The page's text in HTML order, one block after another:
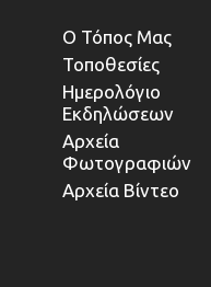
Ο Τόπος Μας
Τοποθεσίες
Ημερολόγιο
Εκδηλώσεων
Αρχεία
Φωτογραφιών
Αρχεία Βίντεο